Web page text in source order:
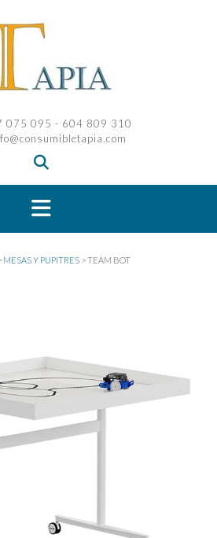
075 095 - 604 809 310
MESAS Y PUPITRES >TEAM BOT